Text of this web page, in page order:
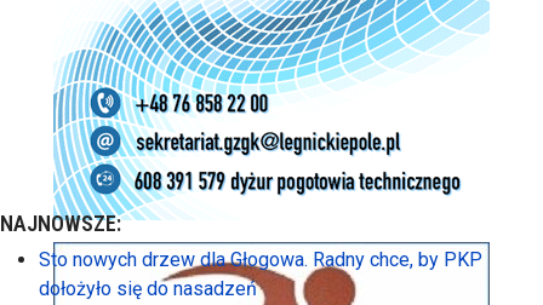
NAJNOWSZE:
Sto nowych drzew dla Głogowa. Radny chce, by PKP
dołożyło się do nasadzeń